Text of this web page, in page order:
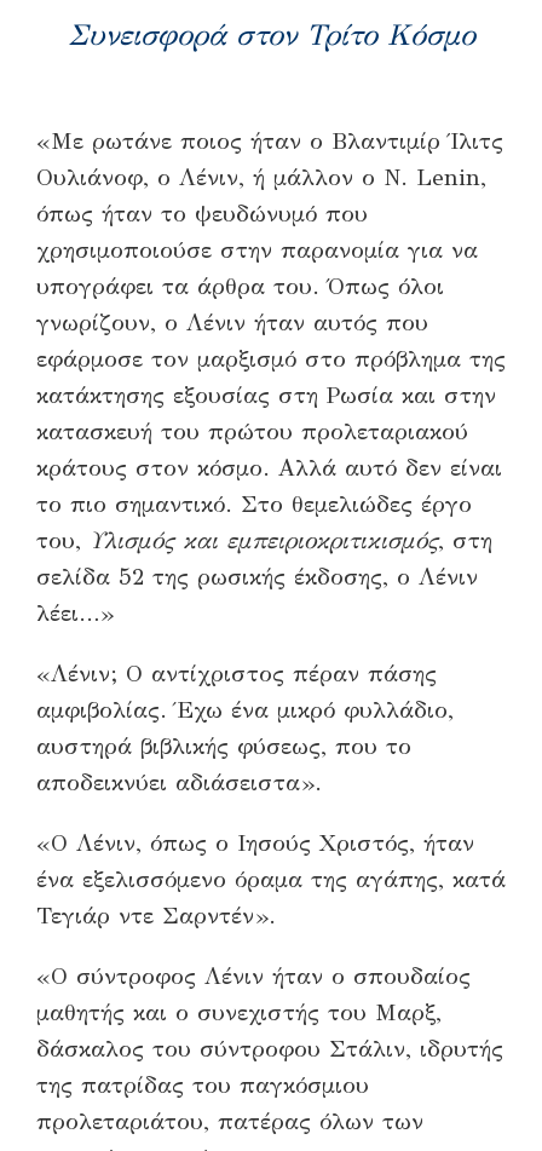
Συνεισφορά στον Τρίτο Κόσμο
«Με ρωτάνε ποιος ήταν ο Βλαντιμίρ Ίλιτς
Ουλιάνοφ, ο Λένιν, ή μάλλον ο Ν. Lenin,
όπως ήταν το ψευδώνυμό που
χρησιμοποιούσε στην παρανομία για να
υπογράφει τα άρθρα του. Όπως όλοι
γνωρίζουν, ο Λένιν ήταν αυτός που
εφάρμοσε τον μαρξισμό στο πρόβλημα της
κατάκτησης εξουσίας στη Ρωσία και στην
κατασκευή του πρώτου προλεταριακού
κράτους στον κόσμο. Αλλά αυτό δεν είναι
το πιο σημαντικό. Στο θεμελιώδες έργο
του, Υλισμός και εμπειριοκριτικισμός, στη
σελίδα 52 της ρωσικής έκδοσης, ο Λένιν
λέει…»
«Λένιν; Ο αντίχριστος πέραν πάσης
αμφιβολίας. Έχω ένα μικρό φυλλάδιο,
αυστηρά βιβλικής φύσεως, που το
αποδεικνύει αδιάσειστα».
«Ο Λένιν, όπως ο Ιησούς Χριστός, ήταν
ένα εξελισσόμενο όραμα της αγάπης, κατά
Τεγιάρ ντε Σαρντέν».
«Ο σύντροφος Λένιν ήταν ο σπουδαίος
μαθητής και ο συνεχιστής του Μαρξ,
δάσκαλος του σύντροφου Στάλιν, ιδρυτής
της πατρίδας του παγκόσμιου
προλεταριάτου, πατέρας όλων των